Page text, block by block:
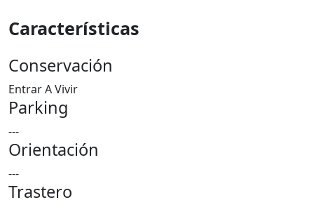
Características
Conservación
Entrar A Vivir
Parking
---
Orientación
---
Trastero